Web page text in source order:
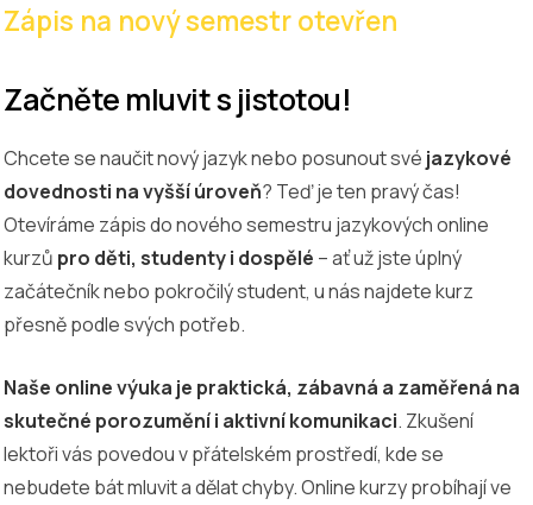
Zápis na nový semestr otevřen
Začněte mluvit s jistotou!
Chcete se naučit nový jazyk nebo posunout své jazykové
dovednosti na vyšší úroveň? Teď je ten pravý čas!
Otevíráme zápis do nového semestru jazykových online
kurzů pro děti, studenty i dospělé – ať už jste úplný
začátečník nebo pokročilý student, u nás najdete kurz
přesně podle svých potřeb.
Naše online výuka je praktická, zábavná a zaměřená na
skutečné porozumění i aktivní komunikaci. Zkušení
lektoři vás povedou v přátelském prostředí, kde se
nebudete bát mluvit a dělat chyby. Online kurzy probíhají ve